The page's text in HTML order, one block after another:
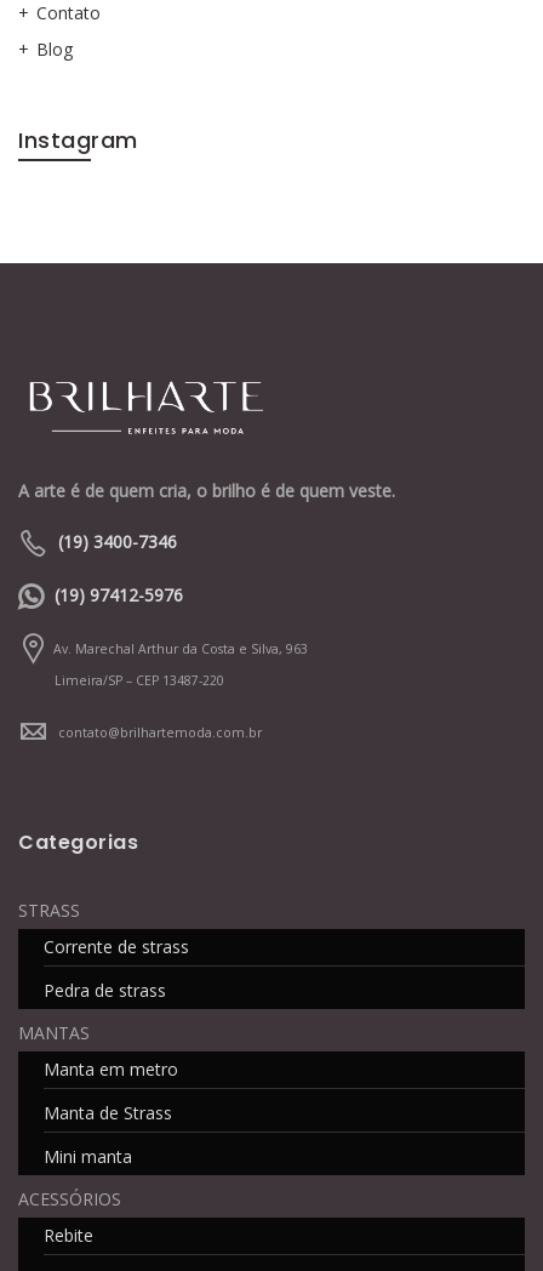
Contato
Blog
Instagram
A arte é de quem cria, o brilho é de quem veste.
(19) 3400-7346
(19) 97412-5976
Av. Marechal Arthur da Costa e Silva, 963
Limeira/SP – CEP 13487-220
contato@brilhartemoda.com.br
Categorias
STRASS
Corrente de strass
Pedra de strass
MANTAS
Manta em metro
Manta de Strass
Mini manta
ACESSÓRIOS
Rebite